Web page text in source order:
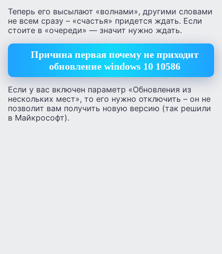
Теперь его высылают «волнами», другими словами
не всем сразу – «счастья» придется ждать. Если
стоите в «очереди» — значит нужно ждать.
Причина первая почему не приходит
обновление windows 10 10586
Если у вас включен параметр «Обновления из
нескольких мест», то его нужно отключить – он не
позволит вам получить новую версию (так решили
в Майкрософт).